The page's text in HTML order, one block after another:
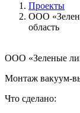
Проекты
ООО
область
ООО «Зеленые
Монтаж вакуум-
Что сделано: